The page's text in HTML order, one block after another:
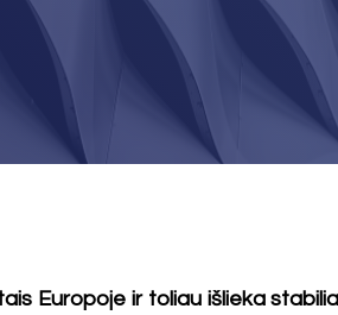
Europoje ir toliau išlieka